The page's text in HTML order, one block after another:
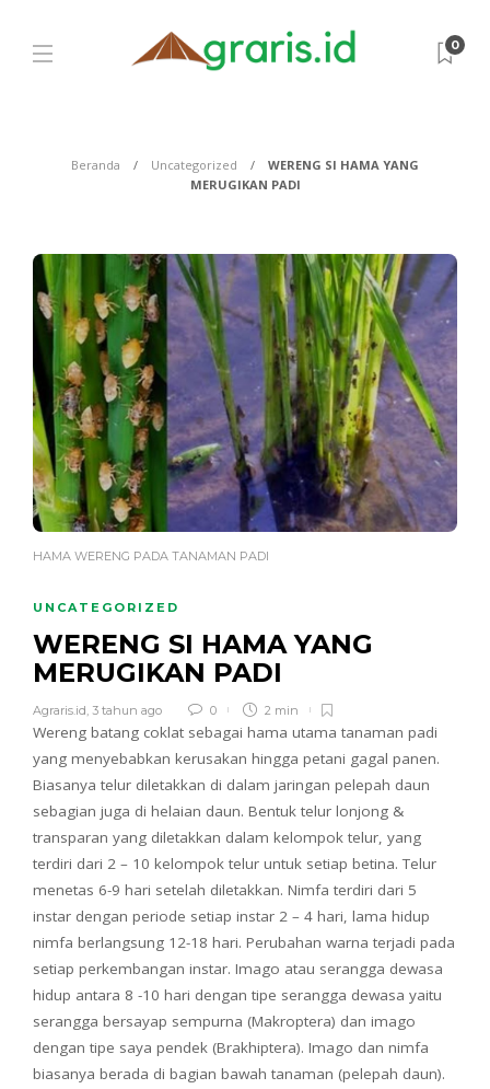
0
Beranda Uncategorized
WERENG SI HAMA YANG
MERUGIKAN PADI
HAMA WERENG PADA TANAMAN PADI
UNCATEGORIZED
WERENG SI HAMA YANG
MERUGIKAN PADI
Agraris.id, 3 tahun ago 0 2 min
Wereng batang coklat sebagai hama utama tanaman padi
yang menyebabkan kerusakan hingga petani gagal panen.
Biasanya telur diletakkan di dalam jaringan pelepah daun
sebagian juga di helaian daun. Bentuk telur lonjong &
transparan yang diletakkan dalam kelompok telur, yang
terdiri dari 2 – 10 kelompok telur untuk setiap betina. Telur
menetas 6-9 hari setelah diletakkan. Nimfa terdiri dari 5
instar dengan periode setiap instar 2 – 4 hari, lama hidup
nimfa berlangsung 12-18 hari. Perubahan warna terjadi pada
setiap perkembangan instar. Imago atau serangga dewasa
hidup antara 8 -10 hari dengan tipe serangga dewasa yaitu
serangga bersayap sempurna (Makroptera) dan imago
dengan tipe saya pendek (Brakhiptera). Imago dan nimfa
biasanya berada di bagian bawah tanaman (pelepah daun).